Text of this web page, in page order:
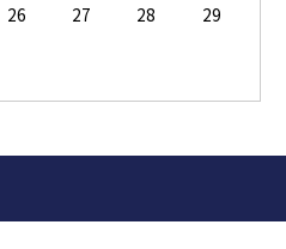
26 27 28
29